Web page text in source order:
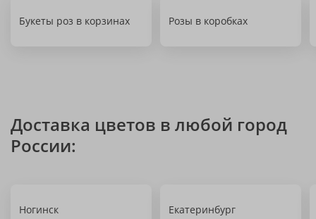
Букеты роз в корзинах Розы в коробках
Доставка цветов в любой город
России:
Ногинск Екатеринбург